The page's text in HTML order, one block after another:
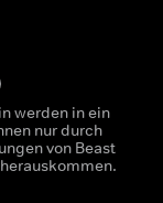
werden in ein
nur durch
von Beast